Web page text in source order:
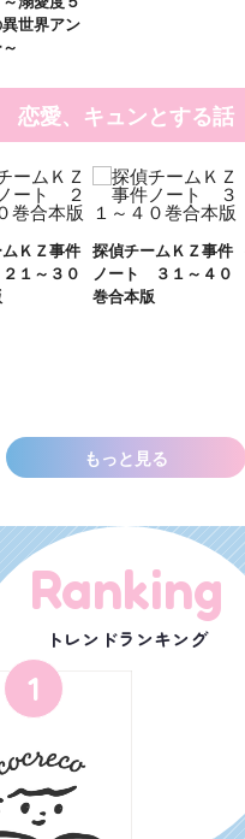
恋愛、キュンとする話
ＫＺ事件
１～４０
探偵チームＫＺ事件
ノート １１～２０
巻合本版
もっと見る
Ranking
トレンドランキング
1